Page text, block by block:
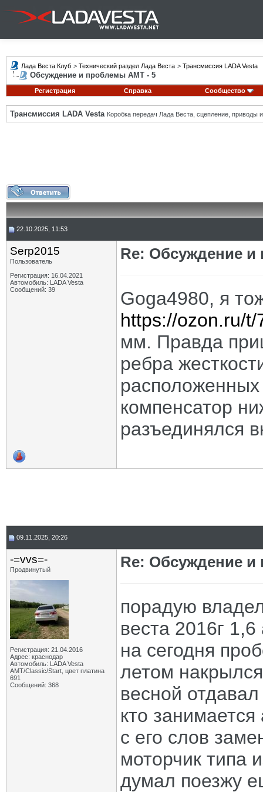
Лада Веста Клуб > Технический раздел Лада Веста > Трансмиссия LADA Vesta
Обсуждение и проблемы АМТ - 5
Регистрация Справка Сообщество
Трансмиссия LADA Vesta Коробка передач Лада Веста, сцепление, приводы и
22.10.2025, 11:53
Serp2015
Пользователь
Регистрация: 16.04.2021
Автомобиль: LADA Vesta
Сообщений: 39
Re: Обсуждение
Goga4980, я
https://ozon.ru/t/
мм. Правда
ребра
расположенных
компенсатор
разъединялся
09.11.2025, 20:26
-=vvs=-
Продвинутый
Регистрация: 21.04.2016
Адрес: краснодар
Автомобиль: LADA Vesta
АМТ/Classic/Start, цвет платина
691
Сообщений: 368
Re: Обсуждение
порадую
веста 2016г 1,6
на сегодня
летом
весной
кто занимается
с его слов
моторчик типа
думал поезжу